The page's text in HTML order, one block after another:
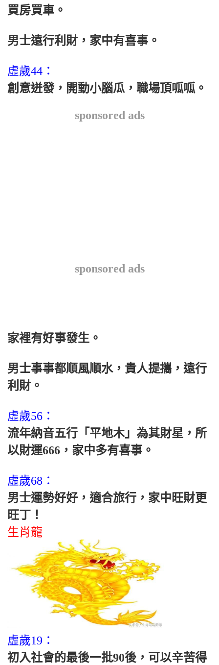
買房買車。
男士遠行利財，家中有喜事。
虛歲44：
創意迸發，開動小腦瓜，職場頂呱呱。
sponsored ads
sponsored ads
家裡有好事發生。
男士事事都順風順水，貴人提攜，遠行
利財。
虛歲56：
流年納音五行「平地木」為其財星，所
以財運666，家中多有喜事。
虛歲68：
男士運勢好好，適合旅行，家中旺財更
旺丁！
生肖龍
虛歲19：
初入社會的最後一批90後，可以辛苦得